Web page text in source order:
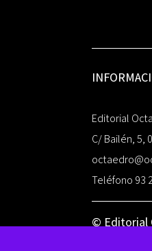
Editorial
C/ Bailén, 5,
Teléfono 93
© Editorial